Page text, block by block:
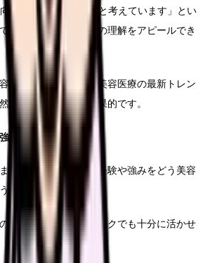
上に大きく貢献すると考えています」とい
、美容医療の本質への理解をアピールでき
への個人的な関心、美容医療の最新トレン
な形で盛り込むと効果的です。
みの活かし方
での看護師としての経験や強みをどう美容
点です。
経験は、美容クリニックでも十分に活かせ